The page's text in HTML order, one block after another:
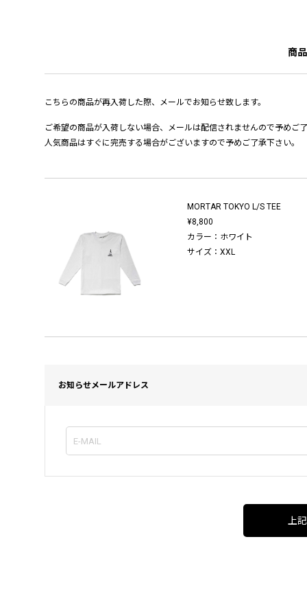
商
こちらの商品が再入荷した際、メールでお知らせ致します。
ご希望の商品が入荷しない場合、メールは配信されませんので予めご
人気商品はすぐに完売する場合がございますので予めご了承下さい。
MORTAR TOKYO L/S TEE
¥8,800
カラー：ホワイト
サイズ：XXL
お知らせメールアドレス
上